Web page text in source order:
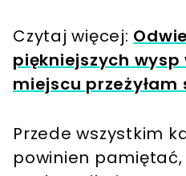
Czytaj więcej:
piękniejszych wysp
miejscu przeżyłam
Przede wszystkim
powinien